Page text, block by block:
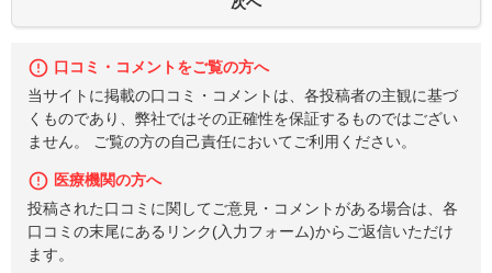
口コミ・コメントをご覧の方へ
当サイトに掲載の口コミ・コメントは、各投稿者の主観に基づ
くものであり、弊社ではその正確性を保証するものではござい
ません。 ご覧の方の自己責任においてご利用ください。
医療機関の方へ
投稿された口コミに関してご意見・コメントがある場合は、各
口コミの末尾にあるリンク(入力フォーム)からご返信いただけ
ます。